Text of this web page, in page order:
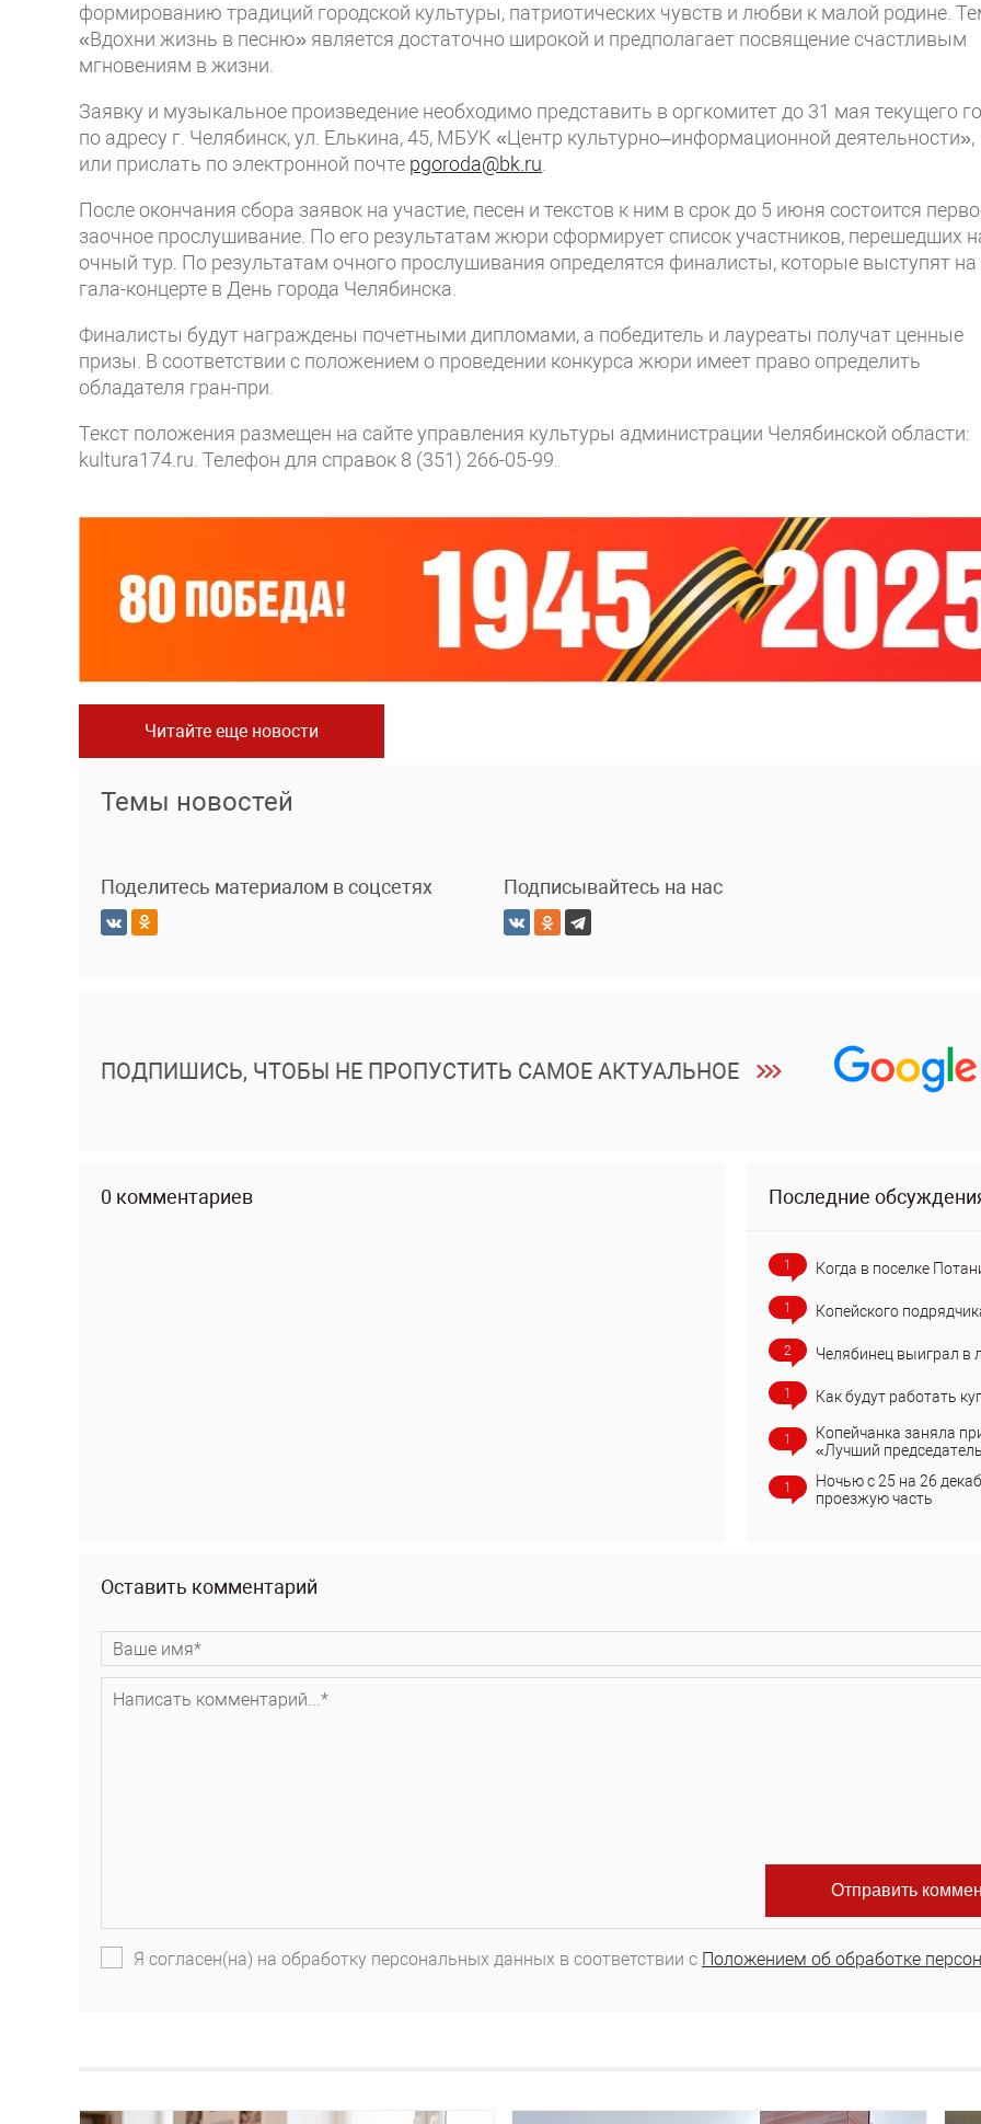
формированию традиций городской культуры, патриотических чувств и любви к малой родине.
«Вдохни жизнь в песню» является достаточно широкой и предполагает посвящение счастливым
мгновениям в жизни.
Заявку и музыкальное произведение необходимо представить в оргкомитет до 31 мая текущего
по адресу г. Челябинск, ул. Елькина, 45, МБУК «Центр культурно–информационной деятельности»,
или прислать по электронной почте pgoroda@bk.ru.
После окончания сбора заявок на участие, песен и текстов к ним в срок до 5 июня состоится
заочное прослушивание. По его результатам жюри сформирует список участников, перешедших
очный тур. По результатам очного прослушивания определятся финалисты, которые выступят на
гала-концерте в День города Челябинска.
Финалисты будут награждены почетными дипломами, а победитель и лауреаты получат ценные
призы. В соответствии с положением о проведении конкурса жюри имеет право определить
обладателя гран-при.
Текст положения размещен на сайте управления культуры администрации Челябинской области:
kultura174.ru. Телефон для справок 8 (351) 266-05-99.
Читайте еще новости
Темы новостей
Поделитесь материалом в соцсетях Подписывайтесь на нас
ПОДПИШИСЬ, ЧТОБЫ НЕ ПРОПУСТИТЬ САМОЕ АКТУАЛЬНОЕ
0 комментариев Последние
1 Когда в поселке
1 Копейского
2 Челябинец выиграл в
1 Как будут работать
1
Копейчанка заняла
«Лучший
1
Ночью с 25 на 26
проезжую часть
Оставить комментарий
Я согласен(на) на обработку персональных данных в соответствии с Положением об обработке